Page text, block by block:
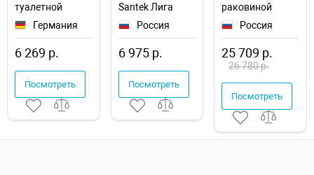
туалетной
бумаги
Hansgrohe
AddStoris
41772000 с
полкой
Германия
6 269 р.
Посмотреть
Santek Лига
1.WH30.2.197
Россия
6 975 р.
Посмотреть
раковиной
Aquaton Сканди
1A2519K0SD010
подвесная
Россия
25 709 р.
26 780 р.
Посмотреть